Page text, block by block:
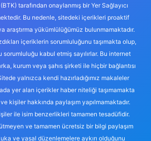
tarafından onaylanmış bir Yer Sağlayıcı
Bu nedenle, sitedeki içerikleri proaktif
araştırma yükümlülüğümüz bulunmamaktadır.
içeriklerin sorumluluğunu taşımakta olup,
kabul etmiş sayılırlar. Bu internet
kurum veya şahıs şirketi ile hiçbir bağlantısı
yalnızca kendi hazırladığımız makaleler
yer alan içerikler haber niteliği taşımamakta
kişiler hakkında paylaşım yapılmamaktadır.
ile isim benzerlikleri tamamen tesadüfidir.
ve tamamen ücretsiz bir bilgi paylaşım
ve yasal düzenlemelere aykırı olduğunu